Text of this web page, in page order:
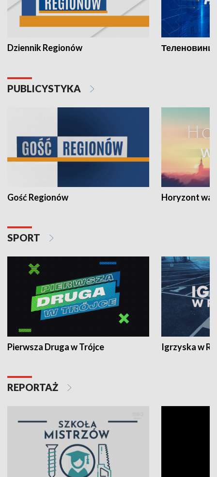
Dziennik Regionów Теленовини
PUBLICYSTYKA
Gość Regionów Horyzont
SPORT
Pierwsza Druga w Trójce Igrzyska w
REPORTAŻ